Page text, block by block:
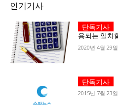
인기기사
용되는 일차
2020년 4월 29일
2015년 7월 23일